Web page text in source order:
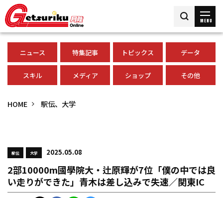
MENU
ニュース 特集記事 トピックス データ
スキル メディア ショップ その他
HOME 駅伝、大学
駅伝 大学 2025.05.08
2部10000m國學院大・辻原輝が7位「僕の中では良
い走りができた」青木は差し込みで失速／関東IC